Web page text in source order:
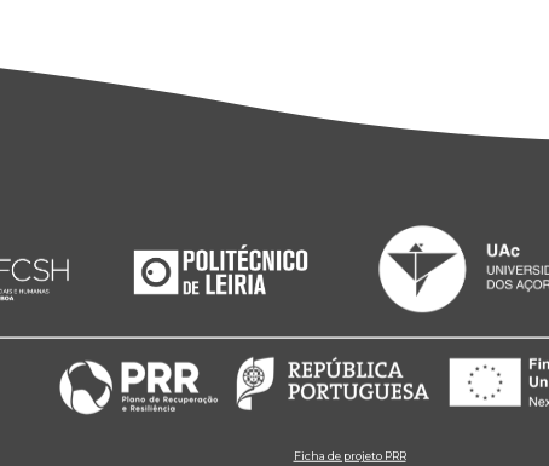
Ficha de projeto PRR